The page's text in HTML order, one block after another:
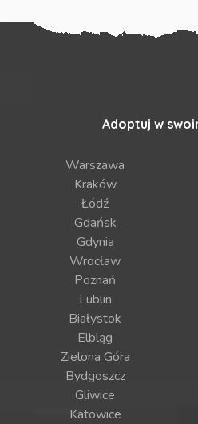
Adoptuj w
Warszawa
Kraków
Łódź
Gdańsk
Gdynia
Wrocław
Poznań
Lublin
Białystok
Elbląg
Zielona Góra
Bydgoszcz
Gliwice
Katowice